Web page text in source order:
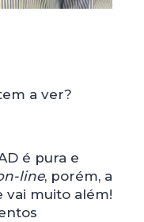
a ver?
é pura e
line, porém, a
vai muito além!